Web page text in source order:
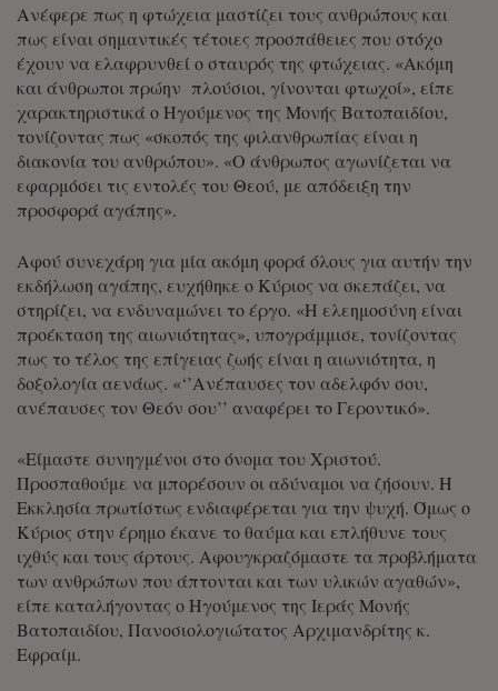
Ανέφερε πως η φτώχεια μαστίζει τους ανθρώπους και
πως είναι σημαντικές τέτοιες προσπάθειες που στόχο
έχουν να ελαφρυνθεί ο σταυρός της φτώχειας. «Ακόμη
και άνθρωποι πρώην πλούσιοι, γίνονται φτωχοί», είπε
χαρακτηριστικά ο Ηγούμενος της Μονής Βατοπαιδίου,
τονίζοντας πως «σκοπός της φιλανθρωπίας είναι η
διακονία του ανθρώπου». «Ο άνθρωπος αγωνίζεται να
εφαρμόσει τις εντολές του Θεού, με απόδειξη την
προσφορά αγάπης».
Αφού συνεχάρη για μία ακόμη φορά όλους για αυτήν την
εκδήλωση αγάπης, ευχήθηκε ο Κύριος να σκεπάζει, να
στηρίζει, να ενδυναμώνει το έργο. «Η ελεημοσύνη είναι
προέκταση της αιωνιότητας», υπογράμμισε, τονίζοντας
πως το τέλος της επίγειας ζωής είναι η αιωνιότητα, η
δοξολογία αενάως. «‘’Ανέπαυσες τον αδελφόν σου,
ανέπαυσες τον Θεόν σου’’ αναφέρει το Γεροντικό».
«Είμαστε συνηγμένοι στο όνομα του Χριστού.
Προσπαθούμε να μπορέσουν οι αδύναμοι να ζήσουν. Η
Εκκλησία πρωτίστως ενδιαφέρεται για την ψυχή. Όμως ο
Κύριος στην έρημο έκανε το θαύμα και επλήθυνε τους
ιχθύς και τους άρτους. Αφουγκραζόμαστε τα προβλήματα
των ανθρώπων που άπτονται και των υλικών αγαθών»,
είπε καταλήγοντας ο Ηγούμενος της Ιεράς Μονής
Βατοπαιδίου, Πανοσιολογιώτατος Αρχιμανδρίτης κ.
Εφραίμ.